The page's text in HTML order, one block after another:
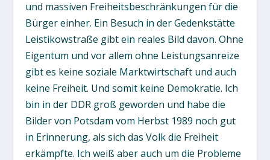
und massiven Freiheitsbeschränkungen für die
Bürger einher. Ein Besuch in der Gedenkstätte
Leistikowstraße gibt ein reales Bild davon. Ohne
Eigentum und vor allem ohne Leistungsanreize
gibt es keine soziale Marktwirtschaft und auch
keine Freiheit. Und somit keine Demokratie. Ich
bin in der DDR groß geworden und habe die
Bilder von Potsdam vom Herbst 1989 noch gut
in Erinnerung, als sich das Volk die Freiheit
erkämpfte. Ich weiß aber auch um die Probleme